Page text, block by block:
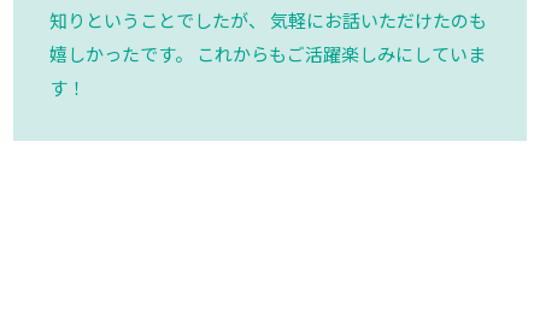
知りということでしたが、 気軽にお話いただけたのも
嬉しかったです。 これからもご活躍楽しみにしていま
す！